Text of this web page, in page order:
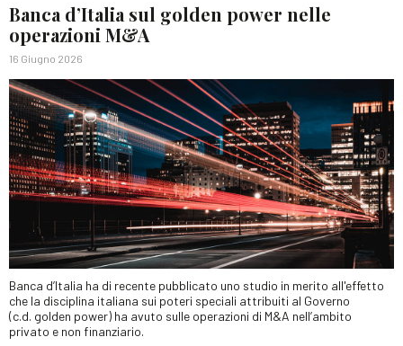
Banca d’Italia sul golden power nelle
operazioni M&A
16 Giugno 2026
Banca d’Italia ha di recente pubblicato uno studio in merito all'effetto
che la disciplina italiana sui poteri speciali attribuiti al Governo
(c.d. golden power) ha avuto sulle operazioni di M&A nell’ambito
privato e non finanziario.